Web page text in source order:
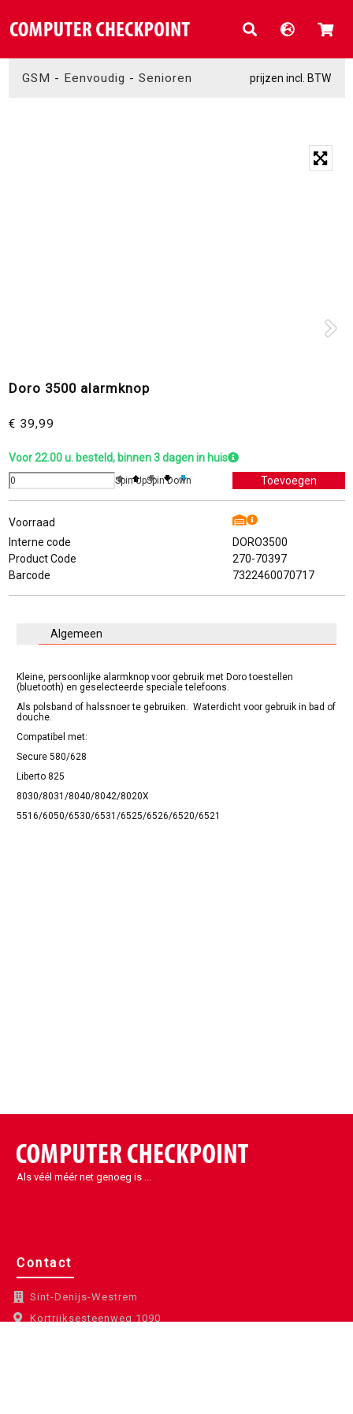
GSM - Eenvoudig - Senioren prijzen incl. BTW
Doro 3500 alarmknop
€ 39,99
Voor 22.00 u. besteld, binnen 3 dagen in huis
Spin UpSpin Down
Voorraad
Interne code
DORO3500
Product Code
270-70397
Barcode
7322460070717
Algemeen
Kleine, persoonlijke alarmknop voor gebruik met Doro toestellen
(bluetooth) en geselecteerde speciale telefoons.
Als polsband of halssnoer te gebruiken. Waterdicht voor gebruik in bad of
douche.
Compatibel met:
Secure 580/628
Liberto 825
8030/8031/8040/8042/8020X
5516/6050/6530/6531/6525/6526/6520/6521
Als véél méér net genoeg is ...
Contact
Sint-Denijs-Westrem
Kortrijksesteenweg 1090